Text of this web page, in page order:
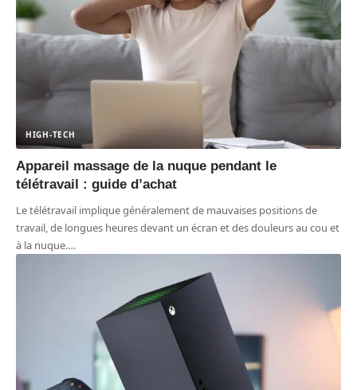
HIGH-TECH
Appareil massage de la nuque pendant le
télétravail : guide d’achat
Le télétravail implique généralement de mauvaises positions de
travail, de longues heures devant un écran et des douleurs au cou et
à la nuque.…